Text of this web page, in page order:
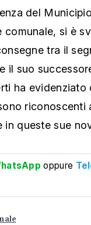
del
comunale, si è
tra il
il suo
ha
riconoscenti
in queste sue
oppure